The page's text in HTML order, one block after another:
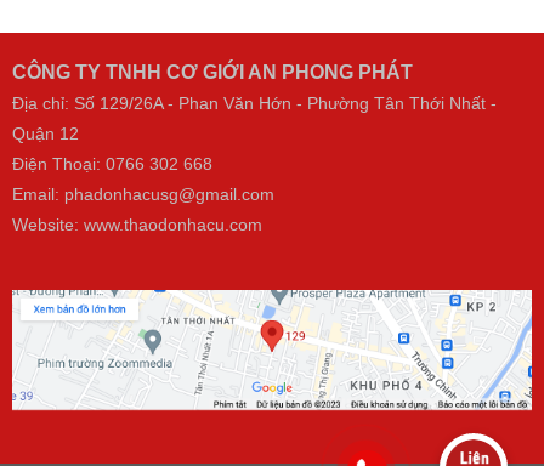
CÔNG TY TNHH CƠ GIỚI AN PHONG PHÁT
Địa chỉ: Số 129/26A - Phan Văn Hớn - Phường Tân Thới Nhất -
Quận 12
Điện Thoại: 0766 302 668
Email: phadonhacusg@gmail.com
Website: www.thaodonhacu.com